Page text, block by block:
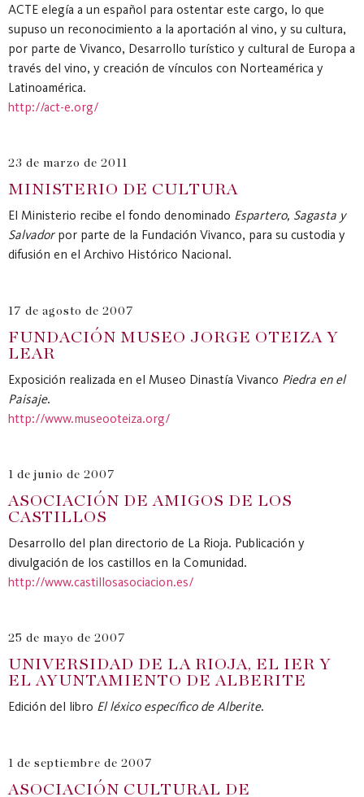
ACTE elegía a un español para ostentar este cargo, lo que
supuso un reconocimiento a la aportación al vino, y su cultura,
por parte de Vivanco, Desarrollo turístico y cultural de Europa a
través del vino, y creación de vínculos con Norteamérica y
Latinoamérica.
http://act-e.org/
23 de marzo de 2011
MINISTERIO DE CULTURA
El Ministerio recibe el fondo denominado Espartero, Sagasta y
Salvadorpor parte de la Fundación Vivanco, para su custodia y
difusión en el Archivo Histórico Nacional.
17 de agosto de 2007
FUNDACIÓN MUSEO JORGE OTEIZA Y
LEAR
Exposición realizada en el Museo Dinastía Vivanco Piedra en el
Paisaje.
http://www.museooteiza.org/
1 de junio de 2007
ASOCIACIÓN DE AMIGOS DE LOS
CASTILLOS
Desarrollo del plan directorio de La Rioja. Publicación y
divulgación de los castillos en la Comunidad.
http://www.castillosasociacion.es/
25 de mayo de 2007
UNIVERSIDAD DE LA RIOJA, EL IER Y
EL AYUNTAMIENTO DE ALBERITE
Edición del libro El léxico específico de Alberite.
1 de septiembre de 2007
ASOCIACIÓN CULTURAL DE